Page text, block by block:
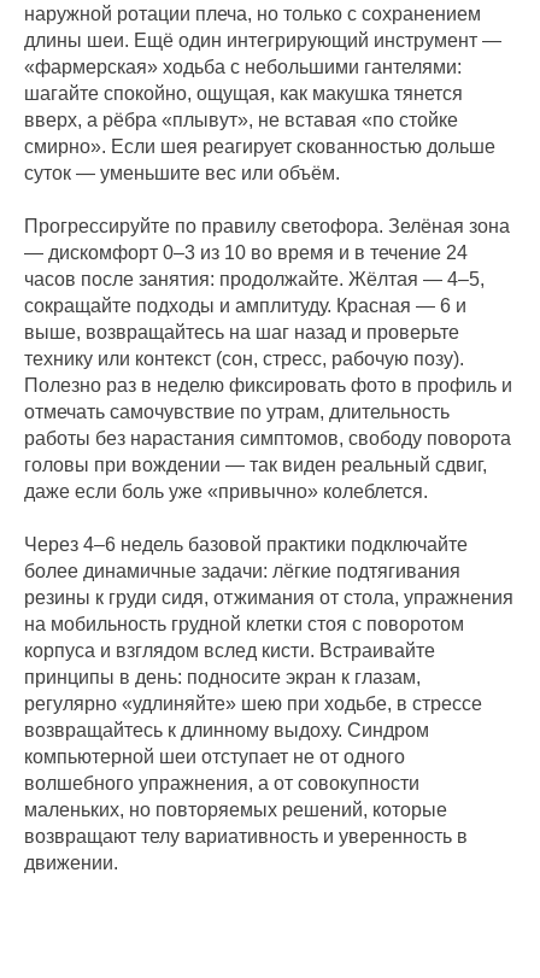
наружной ротации плеча, но только с сохранением
длины шеи. Ещё один интегрирующий инструмент —
«фармерская» ходьба с небольшими гантелями:
шагайте спокойно, ощущая, как макушка тянется
вверх, а рёбра «плывут», не вставая «по стойке
смирно». Если шея реагирует скованностью дольше
суток — уменьшите вес или объём.
Прогрессируйте по правилу светофора. Зелёная зона
— дискомфорт 0–3 из 10 во время и в течение 24
часов после занятия: продолжайте. Жёлтая — 4–5,
сокращайте подходы и амплитуду. Красная — 6 и
выше, возвращайтесь на шаг назад и проверьте
технику или контекст (сон, стресс, рабочую позу).
Полезно раз в неделю фиксировать фото в профиль и
отмечать самочувствие по утрам, длительность
работы без нарастания симптомов, свободу поворота
головы при вождении — так виден реальный сдвиг,
даже если боль уже «привычно» колеблется.
Через 4–6 недель базовой практики подключайте
более динамичные задачи: лёгкие подтягивания
резины к груди сидя, отжимания от стола, упражнения
на мобильность грудной клетки стоя с поворотом
корпуса и взглядом вслед кисти. Встраивайте
принципы в день: подносите экран к глазам,
регулярно «удлиняйте» шею при ходьбе, в стрессе
возвращайтесь к длинному выдоху. Синдром
компьютерной шеи отступает не от одного
волшебного упражнения, а от совокупности
маленьких, но повторяемых решений, которые
возвращают телу вариативность и уверенность в
движении.